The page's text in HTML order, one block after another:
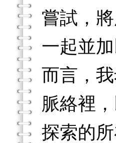
嘗試，
一起並
而言，
脈絡裡
探索的